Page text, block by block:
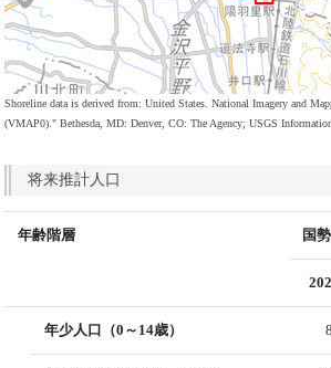
Shoreline data is derived from: United States. National Imagery and
(VMAP0)." Bethesda, MD: Denver, CO: The Agency; USGS
将来推計人口
年齢階層 国
年少人口（0～14歳）